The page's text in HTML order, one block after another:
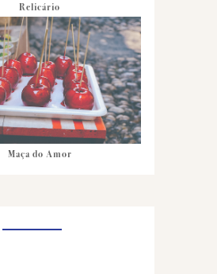
Relicário
Maça do Amor